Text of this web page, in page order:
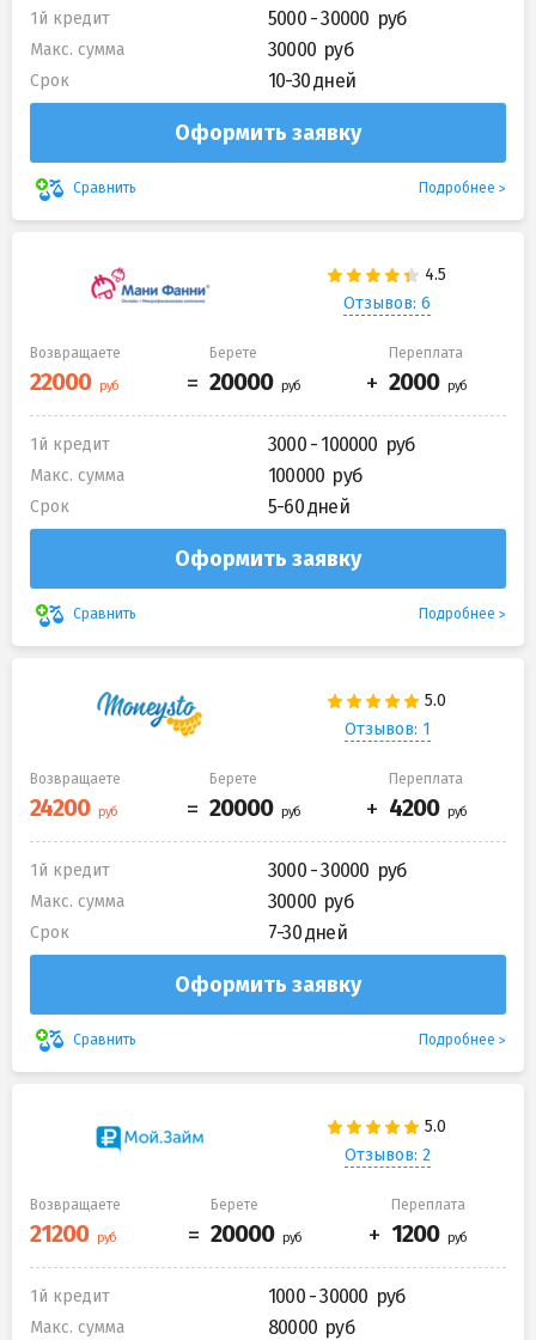
1й кредит 5000 - 30000
Макс. сумма 30000
Срок 10-30 дней
Оформить заявку
Сравнить Подробнее
Отзывов: 6
Возвращаете Берете Переплата
1й кредит 3000 - 100000
Макс. сумма 100000
Срок 5-60 дней
Оформить заявку
Сравнить Подробнее
Отзывов: 1
Возвращаете Берете Переплата
1й кредит 3000 - 30000
Макс. сумма 30000
Срок 7-30 дней
Оформить заявку
Сравнить Подробнее
Отзывов: 2
Возвращаете Берете Переплата
1й кредит 1000 - 30000
Макс. сумма 80000